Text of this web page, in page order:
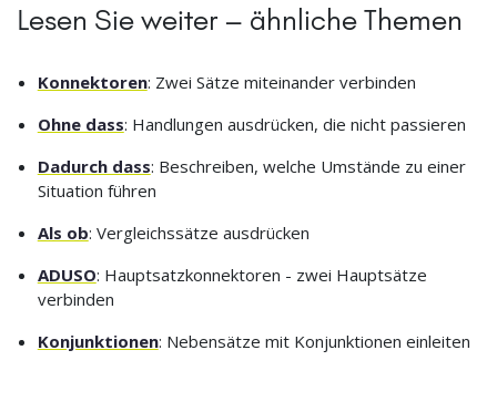
Lesen Sie weiter – ähnliche Themen
Konnektoren: Zwei Sätze miteinander verbinden
Ohne dass: Handlungen ausdrücken, die nicht passieren
Dadurch dass: Beschreiben, welche Umstände zu einer
Situation führen
Als ob: Vergleichssätze ausdrücken
ADUSO: Hauptsatzkonnektoren - zwei Hauptsätze
verbinden
Konjunktionen: Nebensätze mit Konjunktionen einleiten